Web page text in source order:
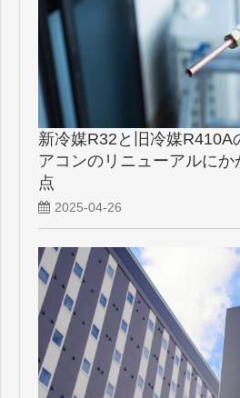
新冷媒R32と旧冷媒R410A
アコンのリニューアルに
点
2025-04-26